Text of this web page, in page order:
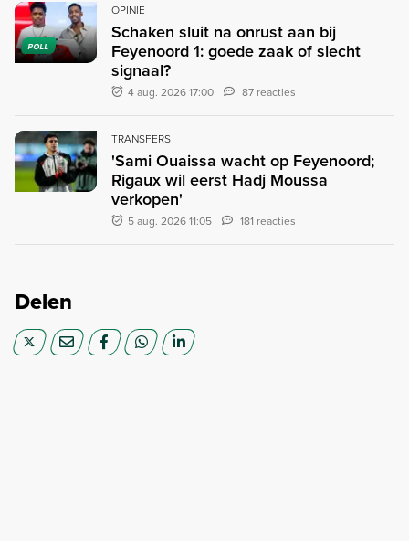
POLL
OPINIE
Schaken sluit na onrust aan bij
Feyenoord 1: goede zaak of slecht
signaal?
4 aug. 2026 17:00 87 reacties
TRANSFERS
'Sami Ouaissa wacht op Feyenoord;
Rigaux wil eerst Hadj Moussa
verkopen'
5 aug. 2026 11:05 181 reacties
Delen